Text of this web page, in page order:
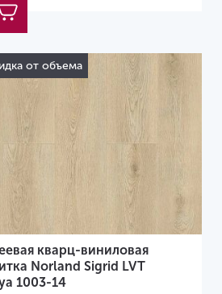
от объема
кварц-виниловая
Norland Sigrid LVT
1003-14